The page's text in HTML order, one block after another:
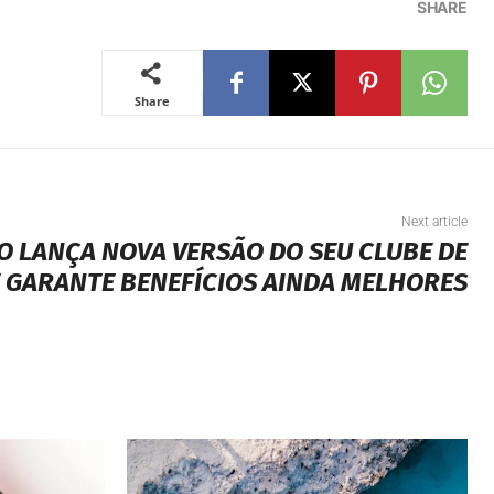
SHARE
Share
Next article
LANÇA NOVA VERSÃO DO SEU CLUBE DE
BENEFÍCIOS AINDA MELHORES